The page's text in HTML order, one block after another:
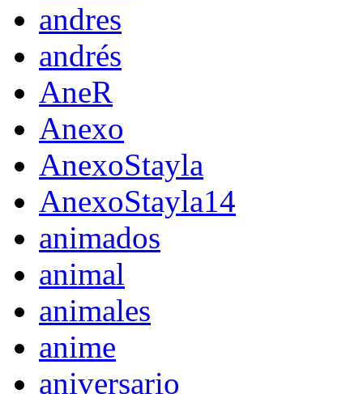
andres
andrés
AneR
Anexo
AnexoStayla
AnexoStayla14
animados
animal
animales
anime
aniversario